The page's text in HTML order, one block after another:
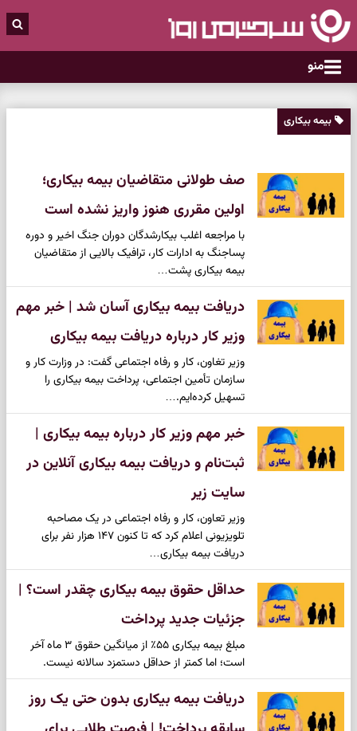
منو
بیمه بیکاری
صف طولانی متقاضیان بیمه بیکاری؛
اولین مقرری هنوز واریز نشده است
با مراجعه اغلب بیکارشدگان دوران جنگ اخیر و دوره
پساجنگ به ادارات کار، ترافیک بالایی از متقاضیان
بیمه بیکاری پشت…
دریافت بیمه بیکاری آسان شد | خبر مهم
وزیر کار درباره دریافت بیمه بیکاری
وزیر تغاون، کار و رفاه اجتماعی گفت: در وزارت کار و
سازمان تأمین اجتماعی، پرداخت بیمه بیکاری را
تسهیل کرده‌ایم.…
خبر مهم وزیر کار درباره بیمه بیکاری |
ثبت‌نام و دریافت بیمه بیکاری آنلاین در
سایت زیر
وزیر تعاون، کار و رفاه اجتماعی در یک مصاحبه
تلویزیونی اعلام کرد که تا کنون ۱۴۷ هزار نفر برای
دریافت بیمه بیکاری…
حداقل حقوق بیمه بیکاری چقدر است؟ |
جزئیات جدید پرداخت
مبلغ بیمه بیکاری ۵۵٪ از میانگین حقوق ۳ ماه آخر
است؛ اما کمتر از حداقل دستمزد سالانه نیست.
دریافت بیمه بیکاری بدون حتی یک روز